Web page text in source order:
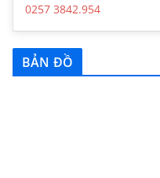
0257 3842.954
BẢN ĐỒ